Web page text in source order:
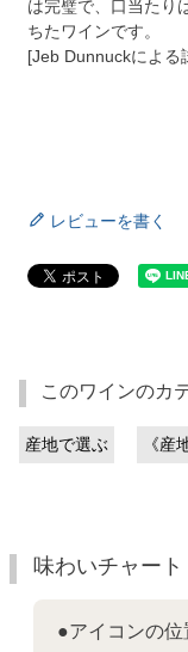
は完璧で、口当たり
ちたワインです。
[Jeb Dunnuckによる
レビューを書く
このワインのカ
産地で選ぶ 《産
味わいチャート
●アイコンの